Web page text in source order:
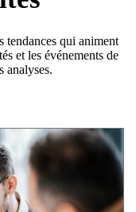
tendances qui animent
et les événements de
analyses.